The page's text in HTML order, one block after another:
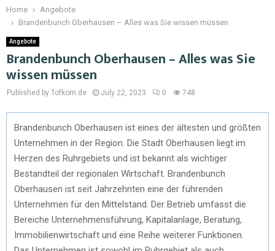
Home
Angebote
Brandenbunch Oberhausen – Alles was Sie wissen müssen
Angebote
Brandenbunch Oberhausen – Alles was Sie
wissen müssen
Published by Tofkom.de July 22, 2023 0 748
Brandenbunch Oberhausen ist eines der ältesten und größten
Unternehmen in der Region. Die Stadt Oberhausen liegt im
Herzen des Ruhrgebiets und ist bekannt als wichtiger
Bestandteil der regionalen Wirtschaft. Brandenbunch
Oberhausen ist seit Jahrzehnten eine der führenden
Unternehmen für den Mittelstand. Der Betrieb umfasst die
Bereiche Unternehmensführung, Kapitalanlage, Beratung,
Immobilienwirtschaft und eine Reihe weiterer Funktionen.